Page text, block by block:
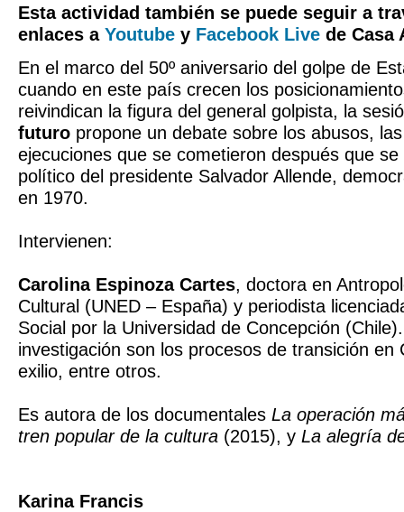
Esta actividad también se puede seguir a
enlaces a Youtube y Facebook Live de Casa
En el marco del 50º aniversario del golpe de
cuando en este país crecen los
reivindican la figura del general golpista, la
futuro propone un debate sobre los abusos,
ejecuciones que se cometieron después que
político del presidente Salvador Allende,
en 1970.
Intervienen:
Carolina Espinoza Cartes, doctora en
Cultural (UNED – España) y periodista
Social por la Universidad de Concepción
investigación son los procesos de transición en
exilio, entre otros.
Es autora de los documentales La operación
tren popular de la cultura (2015), y La alegría
Karina Francis